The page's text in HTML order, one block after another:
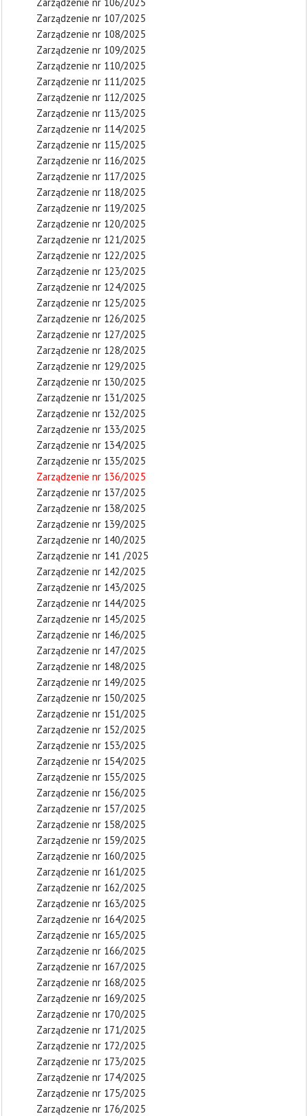
Zarządzenie nr 107/2025
Zarządzenie nr 108/2025
Zarządzenie nr 109/2025
Zarządzenie nr 110/2025
Zarządzenie nr 111/2025
Zarządzenie nr 112/2025
Zarządzenie nr 113/2025
Zarządzenie nr 114/2025
Zarządzenie nr 115/2025
Zarządzenie nr 116/2025
Zarządzenie nr 117/2025
Zarządzenie nr 118/2025
Zarządzenie nr 119/2025
Zarządzenie nr 120/2025
Zarządzenie nr 121/2025
Zarządzenie nr 122/2025
Zarządzenie nr 123/2025
Zarządzenie nr 124/2025
Zarządzenie nr 125/2025
Zarządzenie nr 126/2025
Zarządzenie nr 127/2025
Zarządzenie nr 128/2025
Zarządzenie nr 129/2025
Zarządzenie nr 130/2025
Zarządzenie nr 131/2025
Zarządzenie nr 132/2025
Zarządzenie nr 133/2025
Zarządzenie nr 134/2025
Zarządzenie nr 135/2025
Zarządzenie nr 136/2025
Zarządzenie nr 137/2025
Zarządzenie nr 138/2025
Zarządzenie nr 139/2025
Zarządzenie nr 140/2025
Zarządzenie nr 141 /2025
Zarządzenie nr 142/2025
Zarządzenie nr 143/2025
Zarządzenie nr 144/2025
Zarządzenie nr 145/2025
Zarządzenie nr 146/2025
Zarządzenie nr 147/2025
Zarządzenie nr 148/2025
Zarządzenie nr 149/2025
Zarządzenie nr 150/2025
Zarządzenie nr 151/2025
Zarządzenie nr 152/2025
Zarządzenie nr 153/2025
Zarządzenie nr 154/2025
Zarządzenie nr 155/2025
Zarządzenie nr 156/2025
Zarządzenie nr 157/2025
Zarządzenie nr 158/2025
Zarządzenie nr 159/2025
Zarządzenie nr 160/2025
Zarządzenie nr 161/2025
Zarządzenie nr 162/2025
Zarządzenie nr 163/2025
Zarządzenie nr 164/2025
Zarządzenie nr 165/2025
Zarządzenie nr 166/2025
Zarządzenie nr 167/2025
Zarządzenie nr 168/2025
Zarządzenie nr 169/2025
Zarządzenie nr 170/2025
Zarządzenie nr 171/2025
Zarządzenie nr 172/2025
Zarządzenie nr 173/2025
Zarządzenie nr 174/2025
Zarządzenie nr 175/2025
Zarządzenie nr 176/2025